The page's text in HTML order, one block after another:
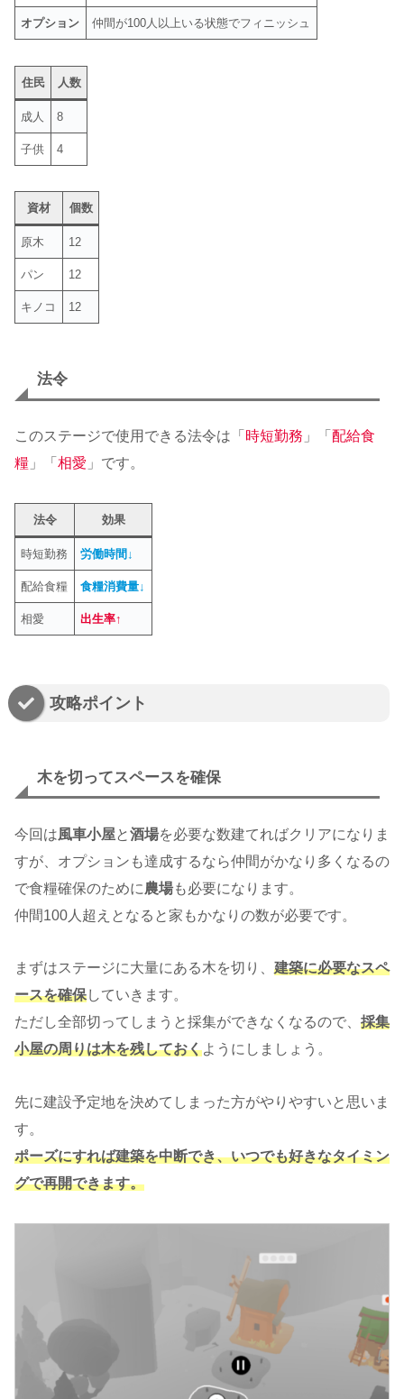
オプション 仲間が100人以上いる状態でフィニッシュ
住民 人数
成人 8
子供 4
資材 個数
原木 12
パン 12
キノコ 12
法令
このステージで使用できる法令は「 時短勤務 」「 配給食
糧 」「 相愛 」です。
法令 効果
時短勤務 労働時間↓
配給食糧 食糧消費量↓
相愛 出生率↑
攻略ポイント
木を切ってスペースを確保
今回は風車小屋と酒場を必要な数建てればクリアになりま
すが、オプションも達成するなら仲間がかなり多くなるの
で食糧確保のために農場も必要になります。
仲間100人超えとなると家もかなりの数が必要です。
まずはステージに大量にある木を切り、 建築に必要なスペ
ースを確保していきます。
ただし全部切ってしまうと採集ができなくなるので、 採集
小屋の周りは木を残しておくようにしましょう。
先に建設予定地を決めてしまった方がやりやすいと思いま
す。
ポーズにすれば建築を中断でき、いつでも好きなタイミン
グで再開できます。